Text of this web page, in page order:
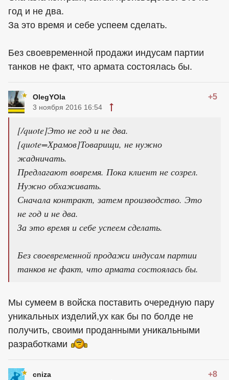
год и не два.
За это время и себе успеем сделать.
Без своевременной продажи индусам партии
танков не факт, что армата состоялась бы.
OlegYOla +5
3 ноября 2016 16:54
[/quote]Это не год и не два.
[quote=Храмов]Товарищи, не нужно
жадничать.
Предлагают вовремя. Пока клиент не созрел.
Нужно обхаживать.
Сначала контракт, затем производство. Это
не год и не два.
За это время и себе успеем сделать.
Без своевременной продажи индусам партии
танков не факт, что армата состоялась бы.
Мы сумеем в войска поставить очередную пару
уникальных изделий,ух как бы по болде не
получить, своими проданными уникальными
разработками
cniza +8